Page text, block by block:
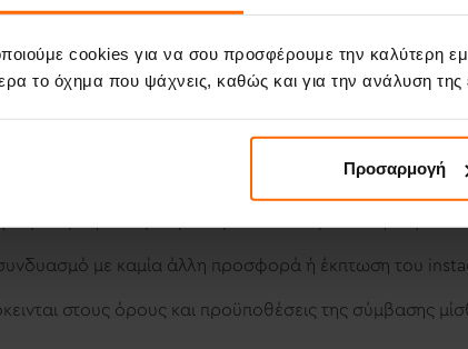
cookies για να σου προσφέρουμε την καλύτερη
το όχημα που ψάχνεις, καθώς και για την ανάλυση της
Προσαρμογή
του μισθωμένου οχήματος δεν γίνονται δεκτά,
σύμβασης. Ειδικότερα, με την παρέλευση των τριών (3)
του μισθωμένου οχήματος (
μπορεί να αιτηθεί αλλαγή οχήματος
δύο αυτές τελευταίες περιπτώσεις (
τριών πρώτων μισθωμάτων.
σε νέες συμβάσεις μίσθωσης οχημάτων και δεν
μεταβληθούν με πρωτοβουλία του μισθωτή λόγω
με καμία άλλη προσφορά ή έκπτωση του
στους όρους και προϋποθέσεις της σύμβασης